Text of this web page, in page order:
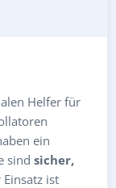
Helfer für
ein
sind sicher,
Einsatz ist